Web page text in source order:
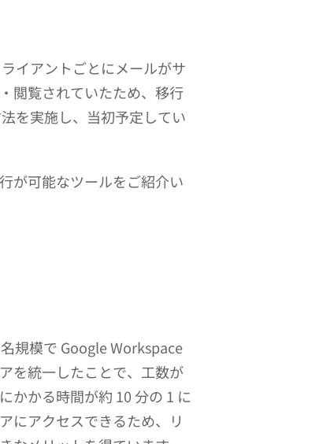
イアントごとにメールがサ
閲覧されていたため、移行
を実施し、当初予定してい
が可能なツールをご紹介い
規模で Google Workspace
を統一したことで、工数が
かかる時間が約 10 分の 1 に
にアクセスできるため、リ